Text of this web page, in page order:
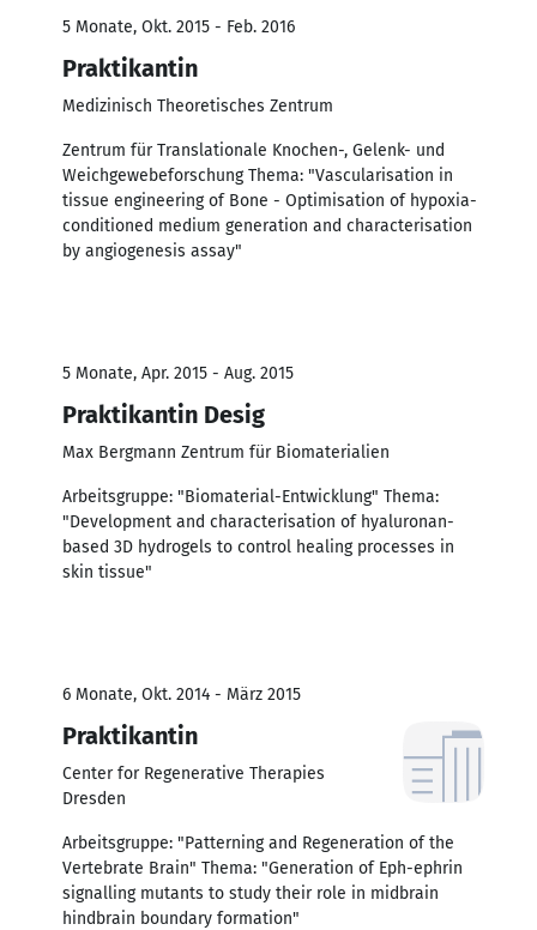
5 Monate, Okt. 2015 - Feb. 2016
Praktikantin
Medizinisch Theoretisches Zentrum
Zentrum für Translationale Knochen-, Gelenk- und
Weichgewebeforschung Thema: "Vascularisation in
tissue engineering of Bone - Optimisation of hypoxia-
conditioned medium generation and characterisation
by angiogenesis assay"
5 Monate, Apr. 2015 - Aug. 2015
Praktikantin Desig
Max Bergmann Zentrum für Biomaterialien
Arbeitsgruppe: "Biomaterial-Entwicklung" Thema:
"Development and characterisation of hyaluronan-
based 3D hydrogels to control healing processes in
skin tissue"
6 Monate, Okt. 2014 - März 2015
Praktikantin
Center for Regenerative Therapies
Dresden
Arbeitsgruppe: "Patterning and Regeneration of the
Vertebrate Brain" Thema: "Generation of Eph-ephrin
signalling mutants to study their role in midbrain
hindbrain boundary formation"